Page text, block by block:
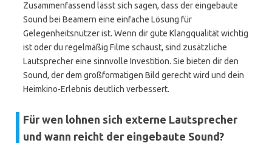
Zusammenfassend lässt sich sagen, dass der eingebaute
Sound bei Beamern eine einfache Lösung für
Gelegenheitsnutzer ist. Wenn dir gute Klangqualität wichtig
ist oder du regelmäßig Filme schaust, sind zusätzliche
Lautsprecher eine sinnvolle Investition. Sie bieten dir den
Sound, der dem großformatigen Bild gerecht wird und dein
Heimkino-Erlebnis deutlich verbessert.
Für wen lohnen sich externe Lautsprecher
und wann reicht der eingebaute Sound?